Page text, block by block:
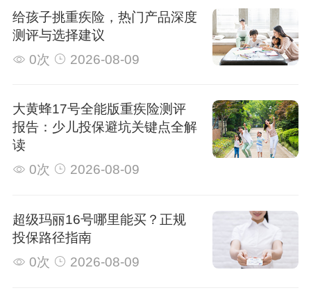
给孩子挑重疾险，热门产品深度
测评与选择建议
0次
2026-08-09
大黄蜂17号全能版重疾险测评
报告：少儿投保避坑关键点全解
读
0次
2026-08-09
超级玛丽16号哪里能买？正规
投保路径指南
0次
2026-08-09